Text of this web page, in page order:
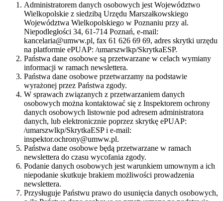
Administratorem danych osobowych jest Województwo
Wielkopolskie z siedzibą Urzędu Marszałkowskiego
Województwa Wielkopolskiego w Poznaniu przy al.
Niepodległości 34, 61-714 Poznań, e-mail:
kancelaria@umww.pl, fax 61 626 69 69, adres skrytki urzędu
na platformie ePUAP: /umarszwlkp/SkrytkaESP.
Państwa dane osobowe są przetwarzane w celach wymiany
informacji w ramach newslettera.
Państwa dane osobowe przetwarzamy na podstawie
wyrażonej przez Państwa zgody.
W sprawach związanych z przetwarzaniem danych
osobowych można kontaktować się z Inspektorem ochrony
danych osobowych listownie pod adresem administratora
danych, lub elektronicznie poprzez skrytkę ePUAP:
/umarszwlkp/SkrytkaESP i e-mail:
inspektor.ochrony@umww.pl.
Państwa dane osobowe będą przetwarzane w ramach
newslettera do czasu wycofania zgody.
Podanie danych osobowych jest warunkiem umownym a ich
niepodanie skutkuje brakiem możliwości prowadzenia
newslettera.
Przysługuje Państwu prawo do usunięcia danych osobowych,